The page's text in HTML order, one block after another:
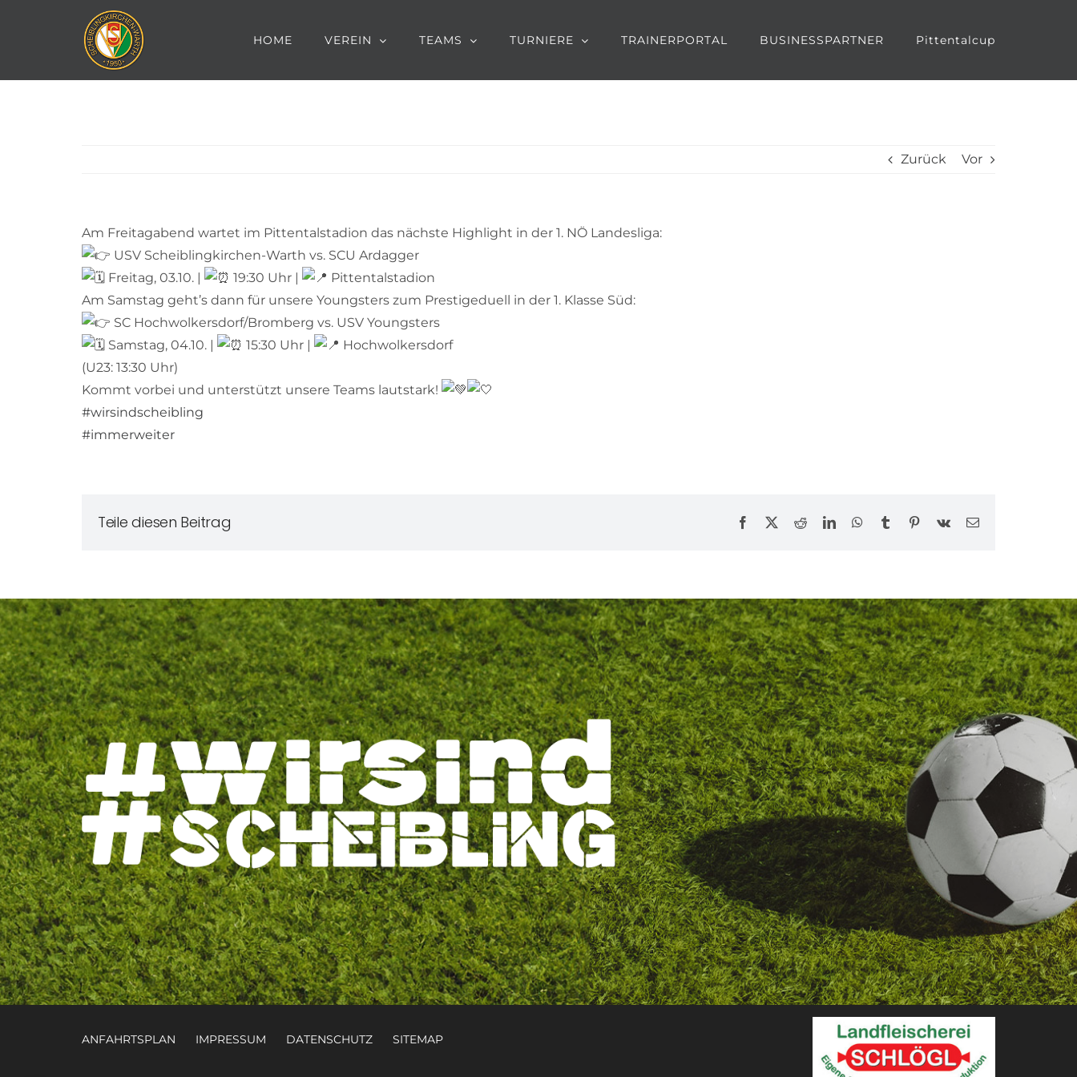
HOME VEREIN TEAMS TURNIERE TRAINERPORTAL BUSINESSPARTNER Pittentalcup
Zurück Vor
Am Freitagabend wartet im Pittentalstadion das nächste Highlight in der 1. NÖ Landesliga:
USV Scheiblingkirchen-Warth vs. SCU Ardagger
Freitag, 03.10. |
19:30 Uhr |
Pittentalstadion
Am Samstag geht’s dann für unsere Youngsters zum Prestigeduell in der 1. Klasse Süd:
SC Hochwolkersdorf/Bromberg vs. USV Youngsters
Samstag, 04.10. |
15:30 Uhr |
Hochwolkersdorf
(U23: 13:30 Uhr)
Kommt vorbei und unterstützt unsere Teams lautstark!
#wirsindscheibling
#immerweiter
Teile diesen Beitrag Facebook RedditLinkedInWhatsApp
Tumblr Pinterest
Vk
E-
ANFAHRTSPLAN IMPRESSUM DATENSCHUTZ SITEMAP